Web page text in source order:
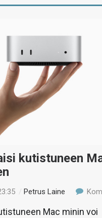
kutistuneen
/Petrus Laine
Mac minin voi